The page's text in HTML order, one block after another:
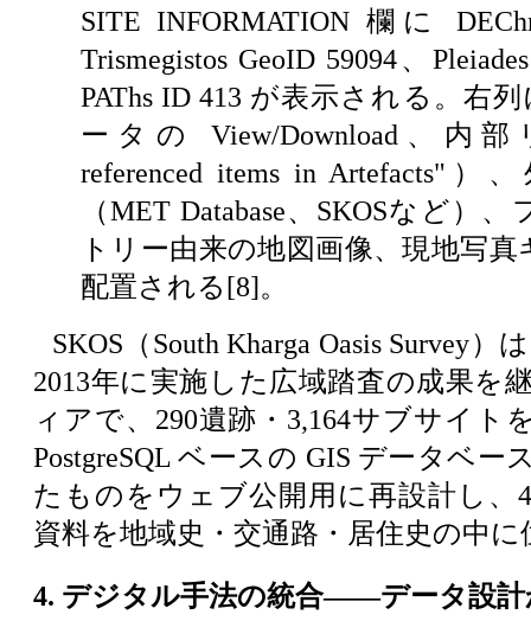
SITE INFORMATION 欄に
Trismegistos GeoID 59094、
PAThs ID 413 が表示される。右列
ータの View/Download、内
referenced items in Artefacts"）
（MET Database、SKOSなど）
トリー由来の地図画像、現地写
配置される[8]。
SKOS（South Kharga Oasis Survey）
2013年に実施した広域踏査の成果を
ィアで、290遺跡・3,164サブサイト
PostgreSQL ベースの GIS データベー
たものをウェブ公開用に再設計し、
資料を地域史・交通路・居住史の中
4. デジタル手法の統合――データ設計